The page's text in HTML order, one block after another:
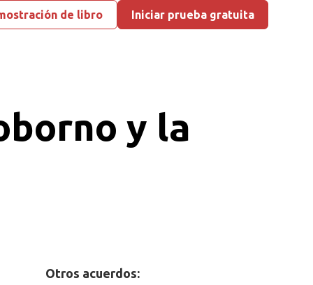
de libro Iniciar prueba gratuita
y la
Otros acuerdos: